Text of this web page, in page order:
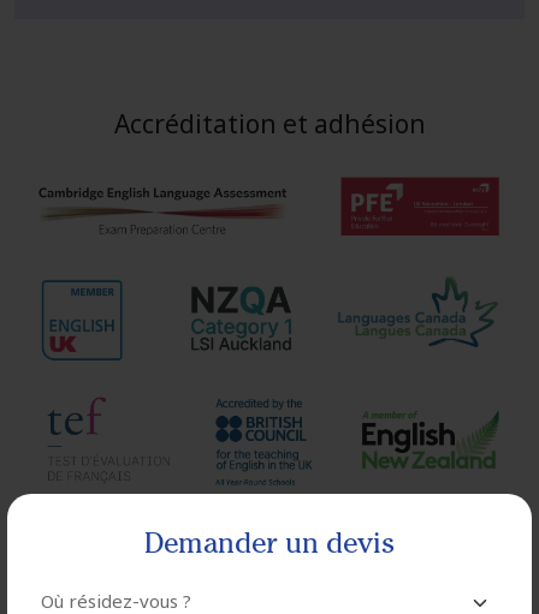
Demander un devis
Où résidez-vous ?
Accréditation et adhésion